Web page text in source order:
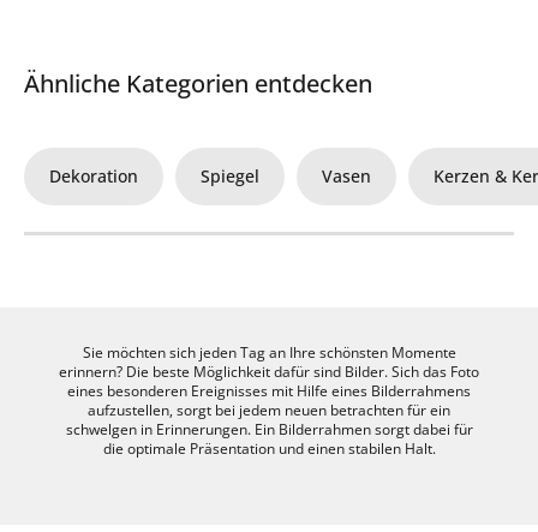
Ähnliche Kategorien entdecken
Dekoration Spiegel Vasen Kerzen &
Sie möchten sich jeden Tag an Ihre schönsten Momente
erinnern? Die beste Möglichkeit dafür sind Bilder. Sich das Foto
eines besonderen Ereignisses mit Hilfe eines Bilderrahmens
aufzustellen, sorgt bei jedem neuen betrachten für ein
schwelgen in Erinnerungen. Ein Bilderrahmen sorgt dabei für
die optimale Präsentation und einen stabilen Halt.